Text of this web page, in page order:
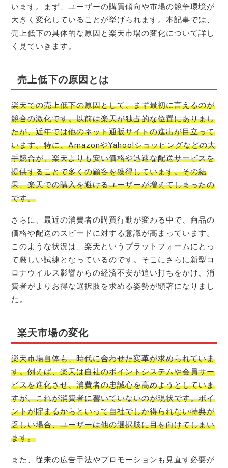
います。まず、ユーザーの購買傾向や市場の競争環境が
大きく変化していることが挙げられます。本記事では、
売上低下の具体的な原因と楽天市場の変化について詳し
く見ていきます。
売上低下の原因とは
楽天での売上低下の原因として、まず最初に言えるのが
競合の激化です。以前は楽天が独占的な位置にありまし
たが、近年では他のネット通販サイトの進出が目立って
います。特に、AmazonやYahoo!ショッピングなどの大
手競合が、楽天よりも安い価格や迅速な配送サービスを
提供することで多くの顧客を獲得しています。その結
果、楽天での購入を避けるユーザーが増えてしまったの
です。
さらに、最近の消費者の購買行動が変わる中で、商品の
価格や配送のスピードに対する意識が高まっています。
このような状況は、楽天というプラットフォームにとっ
て厳しい試練となっているのです。そこにさらに新型コ
ロナウイルス影響からの経済不安が追い打ちをかけ、消
費者がよりお得な選択肢を求める姿勢が顕著になりまし
た。
楽天市場の変化
楽天市場自体も、時代に合わせた変革が求められていま
す。例えば、楽天は自社のポイントシステムや会員サー
ビスを進化させ、消費者の忠誠心を高めようとしていま
すが、これが消費者に響いていないのが現状です。ポイ
ントが貯まるからといって自社でしか得られない特典が
乏しい場合、ユーザーは他の選択肢に目を向けてしまい
ます。
また、従来の広告手法やプロモーションも見直す必要が